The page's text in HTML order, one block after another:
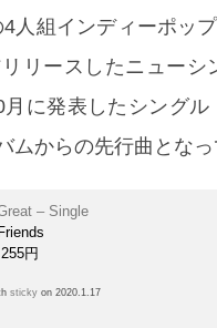
人組インディーポッ
リースしたニュー
に発表したシングル
ムからの先行曲となっ
– Single
円
sticky on 2020.1.17